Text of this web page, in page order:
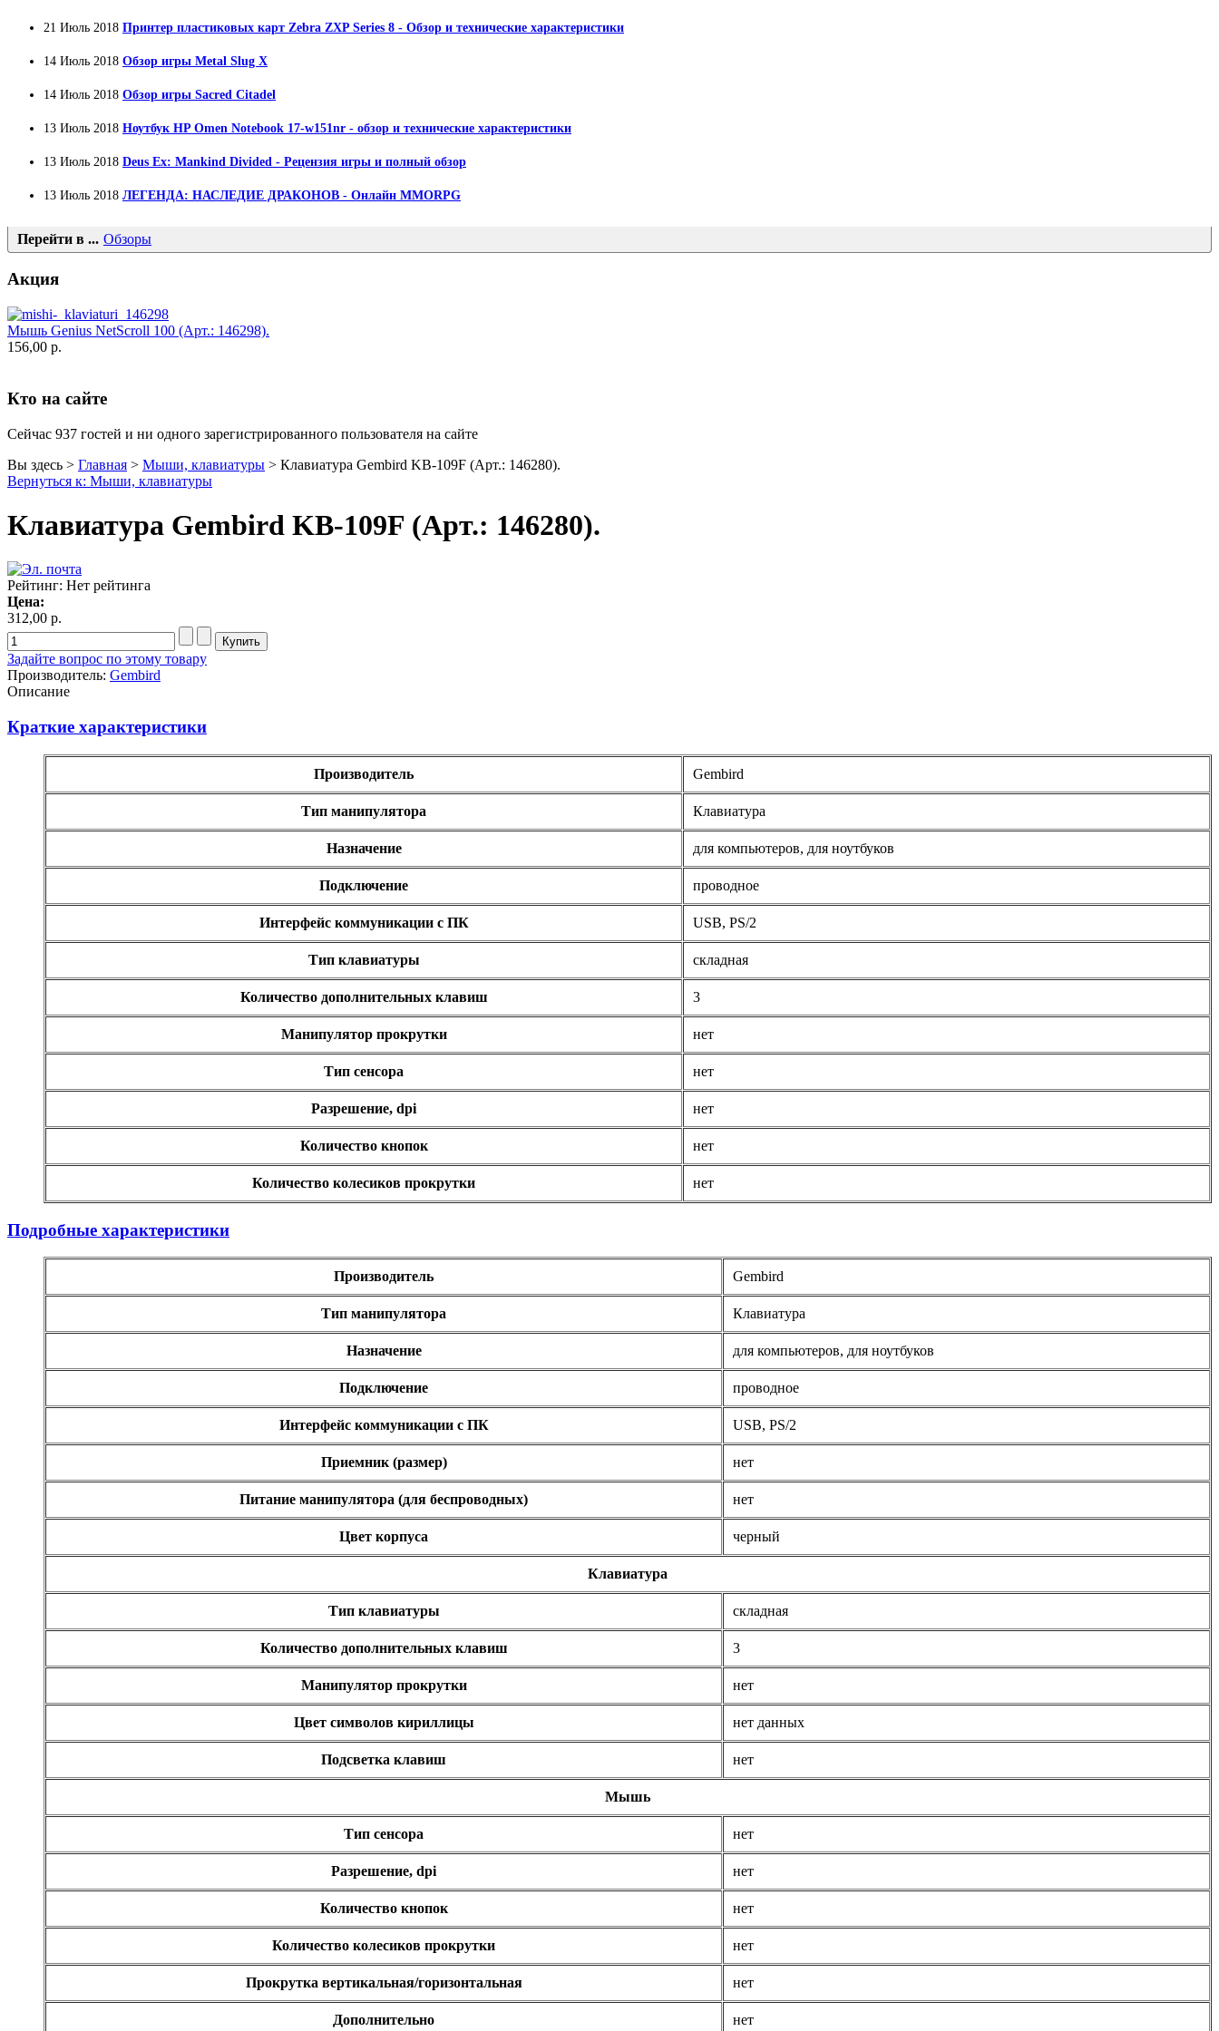
Goclever
Grand
Hacker
Hq-tech
(1)
Htpc
Huawei
Ideazon
(2)
Impression
Kme
Lenovo(2)
Logicpower
Majesty
Manhattan(2)
Maxxtro
Motorola
Mytab
Nec
Nexus(1)
Pipo
Pocketbook
Prestigio
Primepc
Rapoo
Revoltec(2)
Rim2000
Roccat
Senkatel
Solarwind
Speed-link(2)
Texet
Trust(9)
Verbatim(1)
Zalman(5)
Ай ти лайн
21 Июль 2018 Принтер пластиковых карт Zebra ZXP Series 8 - Обзор и технические характеристики
14 Июль 2018 Обзор игры Metal Slug X
14 Июль 2018 Обзор игры Sacred Citadel
13 Июль 2018 Ноутбук HP Omen Notebook 17-w151nr - обзор и технические характеристики
13 Июль 2018 Deus Ex: Mankind Divided - Рецензия игры и полный обзор
13 Июль 2018 ЛЕГЕНДА: НАСЛЕДИЕ ДРАКОНОВ - Онлайн MMORPG
Перейти в ... Обзоры
Акция
Мышь Genius NetScroll 100 (Арт.: 146298).
156,00 р.
Кто на сайте
Сейчас 937 гостей и ни одного зарегистрированного пользователя на сайте
Вы здесь > Главная > Мыши, клавиатуры > Клавиатура Gembird KB-109F (Арт.: 146280).
Вернуться к: Мыши, клавиатуры
Клавиатура Gembird KB-109F (Арт.: 146280).
Рейтинг: Нет рейтинга
Цена:
312,00 р.
Задайте вопрос по этому товару
Производитель: Gembird
Описание
Краткие характеристики
Производитель Gembird
Тип манипулятора Клавиатура
Назначение для компьютеров, для ноутбуков
Подключение проводное
Интерфейс коммуникации с ПК USB, PS/2
Тип клавиатуры складная
Количество дополнительных клавиш 3
Манипулятор прокрутки нет
Тип сенсора нет
Разрешение, dpi нет
Количество кнопок нет
Количество колесиков прокрутки нет
Подробные характеристики
Производитель Gembird
Тип манипулятора Клавиатура
Назначение для компьютеров, для ноутбуков
Подключение проводное
Интерфейс коммуникации с ПК USB, PS/2
Приемник (размер) нет
Питание манипулятора (для беспроводных) нет
Цвет корпуса черный
Клавиатура
Тип клавиатуры складная
Количество дополнительных клавиш 3
Манипулятор прокрутки нет
Цвет символов кириллицы нет данных
Подсветка клавиш нет
Мышь
Тип сенсора нет
Разрешение, dpi нет
Количество кнопок нет
Количество колесиков прокрутки нет
Прокрутка вертикальная/горизонтальная нет
Дополнительно нет